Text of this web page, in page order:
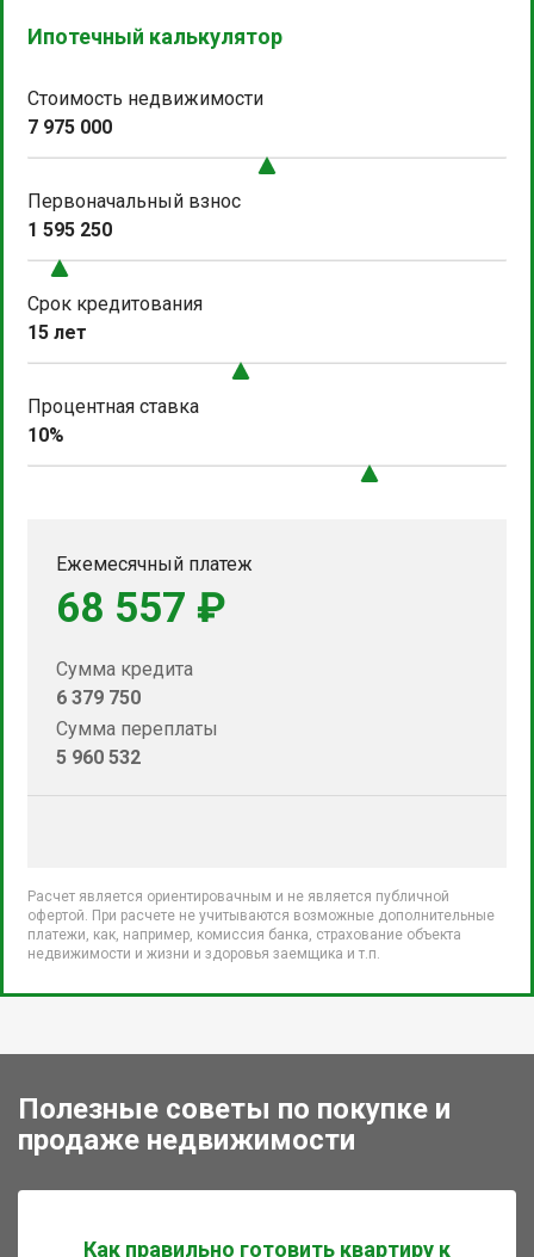
Ипотечный калькулятор
Стоимость недвижимости
7 975 000
Первоначальный взнос
1 595 250
Срок кредитования
15 лет
Процентная ставка
10%
Ежемесячный платеж
68 557 ₽
Сумма кредита
6 379 750
Сумма переплаты
5 960 532
Расчет является ориентировачным и не является публичной
офертой. При расчете не учитываются возможные дополнительные
платежи, как, например, комиссия банка, страхование объекта
недвижимости и жизни и здоровья заемщика и т.п.
Полезные советы по покупке и
продаже недвижимости
Как правильно готовить квартиру к